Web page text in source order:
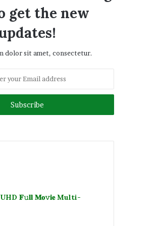
get the new
dolor sit amet, consectetur.
𝐅𝚞𝐥𝐥 𝐌𝐨𝚟𝐢𝐞 Multi-